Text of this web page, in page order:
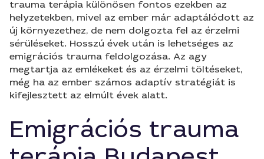
trauma terápia különösen fontos ezekben az
helyzetekben, mivel az ember már adaptálódott az
új környezethez, de nem dolgozta fel az érzelmi
sérüléseket. Hosszú évek után is lehetséges az
emigrációs trauma feldolgozása. Az agy
megtartja az emlékeket és az érzelmi töltéseket,
még ha az ember számos adaptív stratégiát is
kifejlesztett az elmúlt évek alatt.
Emigrációs trauma